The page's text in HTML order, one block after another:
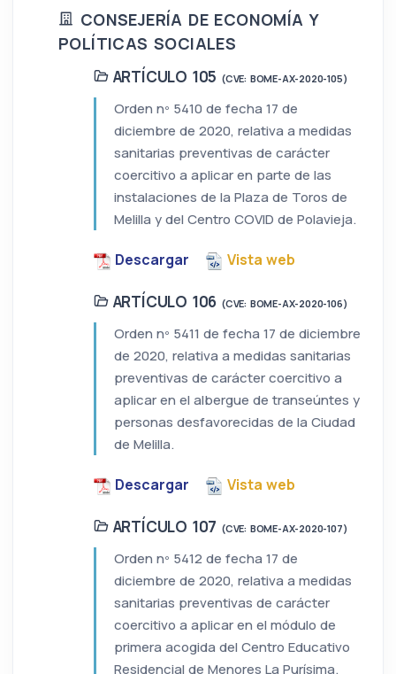
CONSEJERÍA DE ECONOMÍA Y
POLÍTICAS SOCIALES
ARTÍCULO 105 (CVE: BOME-AX-2020-105)
Orden nº 5410 de fecha 17 de
diciembre de 2020, relativa a medidas
sanitarias preventivas de carácter
coercitivo a aplicar en parte de las
instalaciones de la Plaza de Toros de
Melilla y del Centro COVID de Polavieja.
Descargar Vista web
ARTÍCULO 106 (CVE: BOME-AX-2020-106)
Orden nº 5411 de fecha 17 de diciembre
de 2020, relativa a medidas sanitarias
preventivas de carácter coercitivo a
aplicar en el albergue de transeúntes y
personas desfavorecidas de la Ciudad
de Melilla.
Descargar Vista web
ARTÍCULO 107 (CVE: BOME-AX-2020-107)
Orden nº 5412 de fecha 17 de
diciembre de 2020, relativa a medidas
sanitarias preventivas de carácter
coercitivo a aplicar en el módulo de
primera acogida del Centro Educativo
Residencial de Menores La Purísima.